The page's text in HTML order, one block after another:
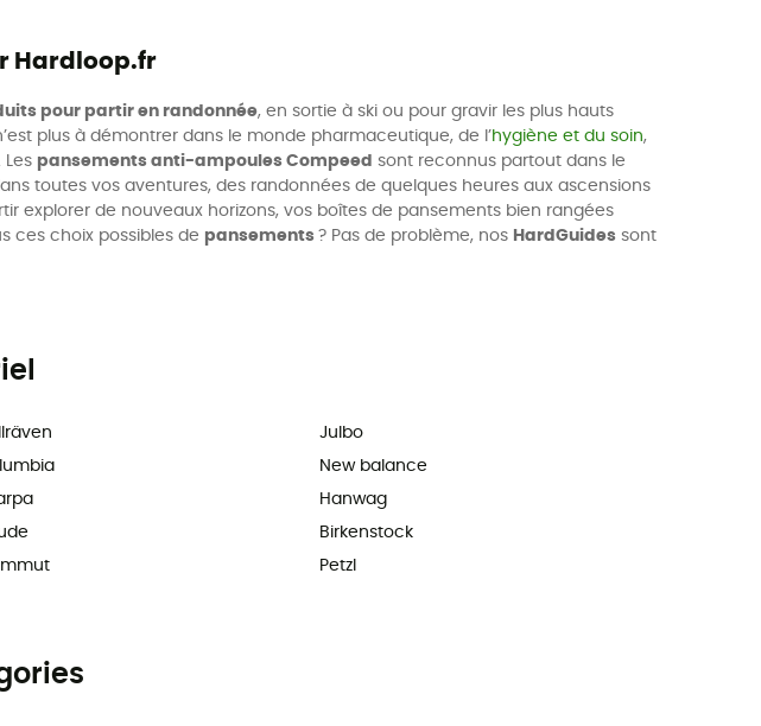
Hardloop.fr
pour partir en randonnée, en sortie à ski ou pour gravir les plus hauts
plus à démontrer dans le monde pharmaceutique, de l’hygiène et du soin,
pansements anti-ampoules Compeed sont reconnus partout dans le
toutes vos aventures, des randonnées de quelques heures aux ascensions
explorer de nouveaux horizons, vos boîtes de pansements bien rangées
ces choix possibles de pansements ? Pas de problème, nos HardGuides sont
Julbo
New balance
Hanwag
Birkenstock
Petzl